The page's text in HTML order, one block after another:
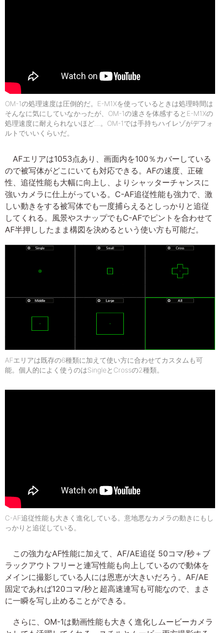
OM-1の処理速度は圧倒的だ。E-M1Xを使っているときは処理時間は
そんなに気にしていなかったが、OM-1の速さを体感するとE-M1Xの
処理速度に耐えられないほど…。OM-1では手持ちハイレゾがデフォ
ルトでいいくらいだ。
AFエリアは1053点あり、画面内を100％カバーしている
ので被写体がどこにいても対応できる。AFの速度、正確
性、追従性能も大幅に向上し、よりシャッターチャンスに
強いカメラに仕上がっている。C-AF追従性能も強力で、激
しい動きをする被写体でも一度捕らえるとしっかりと追従
してくれる。風景やスナップでもC-AFでピントを合わせて
AF半押ししたまま構図を決めるという使い方も可能だ。
AFエリアは既存の6種類に加えて使い方に合わせてカスタムも可
能。個人的によく使うのはSingleとCrossの2種類。
C-AF追従性能も大きく進化している。意地悪なカメラの動きにもし
っかりと追従している。
この強力なAF性能に加えて、AF/AE追従 50コマ/秒＋ブ
ラックアウトフリーと連写性能も向上しているので動体を
メインに撮影している人には恩恵が大きいだろう。AF/AE
固定であれば120コマ/秒と超高速連写も可能なので、まさ
に一瞬を写し止めることができる。
さらに、OM-1は動画性能も大きく進化しムービーカメラ